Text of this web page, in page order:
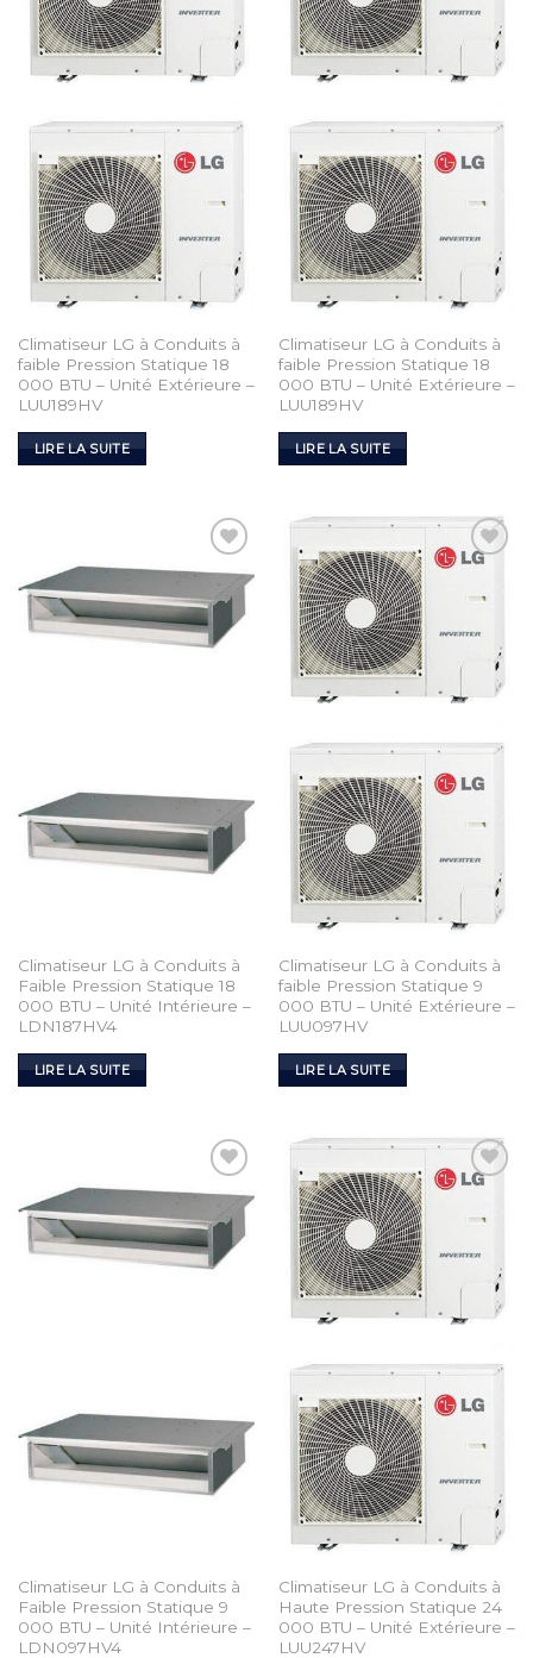
Climatiseur LG à Conduits à
faible Pression Statique 18
000 BTU – Unité Extérieure –
LUU189HV
LIRE LA SUITE
Climatiseur LG à Conduits à
faible Pression Statique 18
000 BTU – Unité Extérieure –
LUU189HV
LIRE LA SUITE
Add to
Climatiseur LG à Conduits à
Faible Pression Statique 18
000 BTU – Unité Intérieure –
LDN187HV4
LIRE LA SUITE
Climatiseur LG à Conduits à
faible Pression Statique 9
000 BTU – Unité Extérieure –
LUU097HV
LIRE LA SUITE
Add to
Climatiseur LG à Conduits à
Faible Pression Statique 9
000 BTU – Unité Intérieure –
LDN097HV4
Climatiseur LG à Conduits à
Haute Pression Statique 24
000 BTU – Unité Extérieure –
LUU247HV